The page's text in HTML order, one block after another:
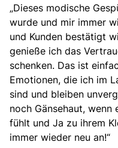
„Dieses modische
wurde und mir immer
und Kunden bestätigt
genieße ich das
schenken. Das ist
Emotionen, die ich im
sind und bleiben
noch Gänsehaut,
fühlt und Ja zu ihrem
immer wieder neu an!“